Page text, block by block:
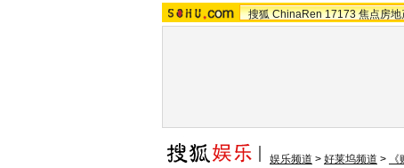
搜狐 ChinaRen 17173 焦点房地
娱乐频道 > 好莱坞频道 >